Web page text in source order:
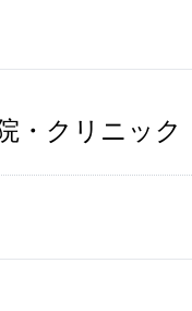
・クリニック